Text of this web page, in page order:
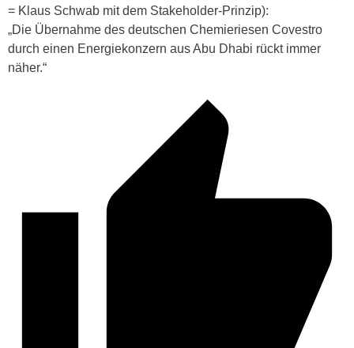
= Klaus Schwab mit dem Stakeholder-Prinzip):
„Die Übernahme des deutschen Chemieriesen Covestro
durch einen Energiekonzern aus Abu Dhabi rückt immer
näher.“